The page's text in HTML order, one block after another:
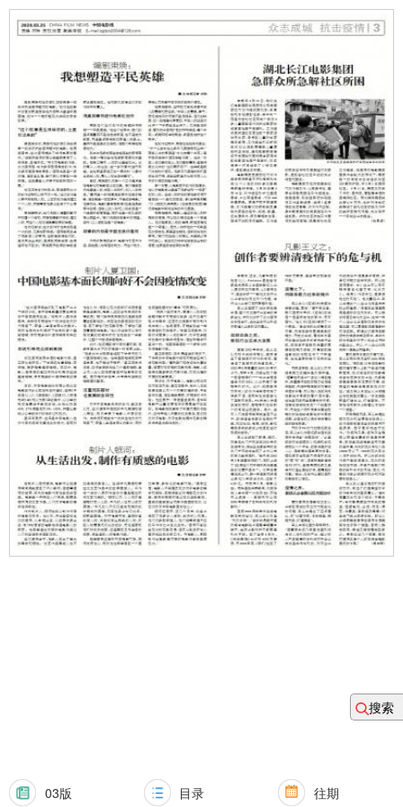
03版 目录 往期
搜索